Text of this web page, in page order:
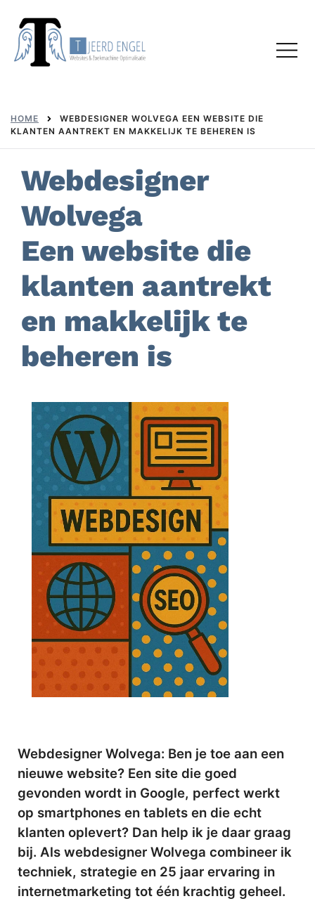
content
menu
HOME
WEBDESIGNER WOLVEGA EEN WEBSITE DIE
KLANTEN AANTREKT EN MAKKELIJK TE BEHEREN IS
Webdesigner
Wolvega
Een website die
klanten aantrekt
en makkelijk te
beheren is
Webdesigner Wolvega: Ben je toe aan een
nieuwe website? Een site die goed
gevonden wordt in Google, perfect werkt
op smartphones en tablets en die echt
klanten oplevert? Dan help ik je daar graag
bij. Als webdesigner Wolvega combineer ik
techniek, strategie en 25 jaar ervaring in
internetmarketing tot één krachtig geheel.